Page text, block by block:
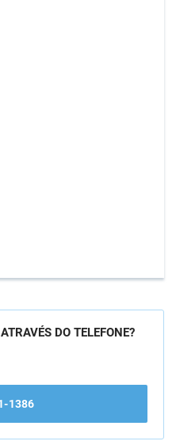
DO TELEFONE?
1386